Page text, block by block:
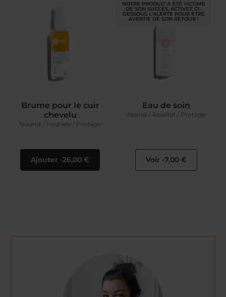
Brume pour le cuir
chevelu
Nourrit / Hydrate / Protège
Ajouter 26,00 €
NOTRE PRODUIT A ÉTÉ VICTIME
DE SON SUCCÈS, ACTIVEZ CI-
DESSOUS L'ALERTE POUR ÊTRE
AVERTIE DE SON RETOUR !
Eau de soin
Apaise / Assainit / Protège
Voir 7,00 €